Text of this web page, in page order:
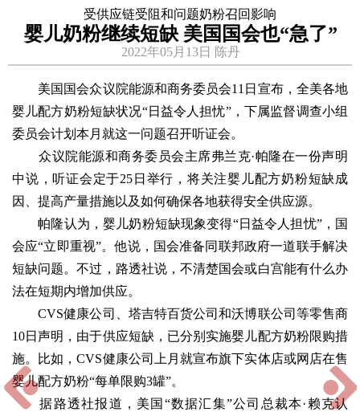
受供应链受阻和问题奶粉召回影响
婴儿奶粉继续短缺 美国国会也“急了”
2022年05月13日 陈丹
美国国会众议院能源和商务委员会11日宣布，全美各地
婴儿配方奶粉短缺状况“日益令人担忧”，下属监督调查小组
委员会计划本月就这一问题召开听证会。
众议院能源和商务委员会主席弗兰克·帕隆在一份声明
中说，听证会定于25日举行，将关注婴儿配方奶粉短缺成
因、提高产量措施以及如何确保各地获得安全供应源。
帕隆认为，婴儿奶粉短缺现象变得“日益令人担忧”，国
会应“立即重视”。他说，国会准备同联邦政府一道联手解决
短缺问题。不过，路透社说，不清楚国会或白宫能有什么办
法在短期内增加供应。
CVS健康公司、塔吉特百货公司和沃博联公司等零售商
10日声明，由于供应短缺，已分别实施婴儿配方奶粉限购措
施。比如，CVS健康公司上月就宣布旗下实体店或网店在售
婴儿配方奶粉“每单限购3罐”。
据路透社报道，美国“数据汇集”公司总裁本·赖克认